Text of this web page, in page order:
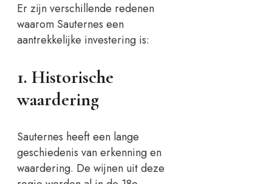
Er zijn verschillende redenen
waarom Sauternes een
aantrekkelijke investering is:
1. Historische
waardering
Sauternes heeft een lange
geschiedenis van erkenning en
waardering. De wijnen uit deze